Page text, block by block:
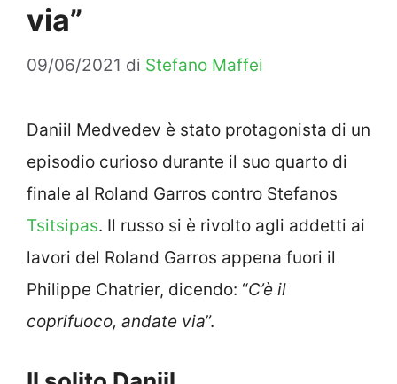
via”
09/06/2021 di Stefano Maffei
Daniil Medvedev è stato protagonista di un
episodio curioso durante il suo quarto di
finale al Roland Garros contro Stefanos
Tsitsipas. Il russo si è rivolto agli addetti ai
lavori del Roland Garros appena fuori il
Philippe Chatrier, dicendo: “C’è il
coprifuoco, andate via”.